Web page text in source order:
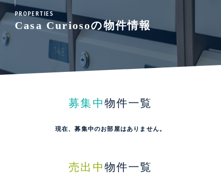
PROPERTIES
Casa Curiosoの物件情報
募集中 物件一覧
現在、募集中のお部屋はありません。
売出中 物件一覧